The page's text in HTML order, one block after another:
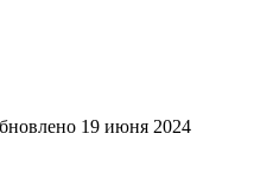
19 июня 2024